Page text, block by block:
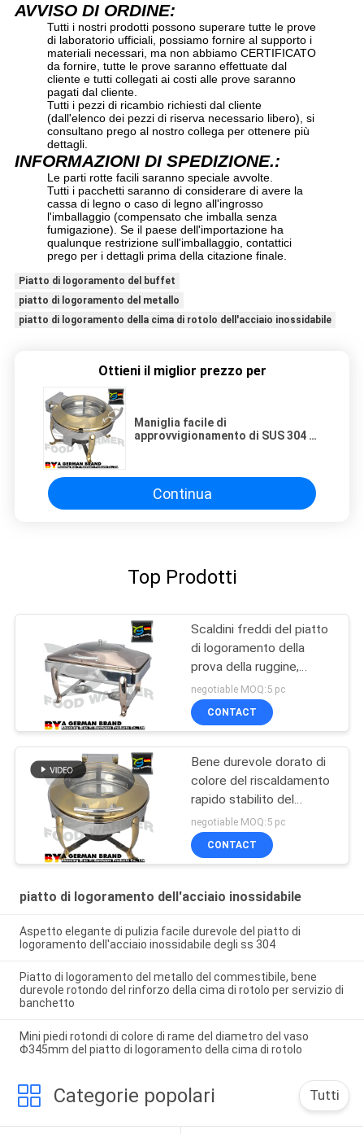
AVVISO DI ORDINE:
Tutti i nostri prodotti possono superare tutte le prove
di laboratorio ufficiali, possiamo fornire al supporto i
materiali necessari, ma non abbiamo CERTIFICATO
da fornire, tutte le prove saranno effettuate dal
cliente e tutti collegati ai costi alle prove saranno
pagati dal cliente.
Tutti i pezzi di ricambio richiesti dal cliente
(dall'elenco dei pezzi di riserva necessario libero), si
consultano prego al nostro collega per ottenere più
dettagli.
INFORMAZIONI DI SPEDIZIONE.:
Le parti rotte facili saranno speciale avvolte.
Tutti i pacchetti saranno di considerare di avere la
cassa di legno o caso di legno all'ingrosso
l'imballaggio (compensato che imballa senza
fumigazione). Se il paese dell'importazione ha
qualunque restrizione sull'imballaggio, contattici
prego per i dettagli prima della citazione finale.
Piatto di logoramento del buffet
piatto di logoramento del metallo
piatto di logoramento della cima di rotolo dell'acciaio inossidabile
Ottieni il miglior prezzo per
Maniglia facile di
approvvigionamento di SUS 304 di
Φ345mm
Continua
Top Prodotti
Scaldini freddi del piatto
di logoramento della
prova della ruggine,
modo elettrico del
radiatore del piatto di
logoramento
negotiable MOQ:5 pc
CONTACT
Bene durevole dorato di
colore del riscaldamento
rapido stabilito del
buffet del piatto di
logoramento
dell'alimento per la
negotiable MOQ:5 pc
CONTACT
piatto di logoramento dell'acciaio inossidabile
Aspetto elegante di pulizia facile durevole del piatto di
logoramento dell'acciaio inossidabile degli ss 304
Piatto di logoramento del metallo del commestibile, bene
durevole rotondo del rinforzo della cima di rotolo per servizio di
banchetto
Mini piedi rotondi di colore di rame del diametro del vaso
Φ345mm del piatto di logoramento della cima di rotolo
Categorie popolari Tutti